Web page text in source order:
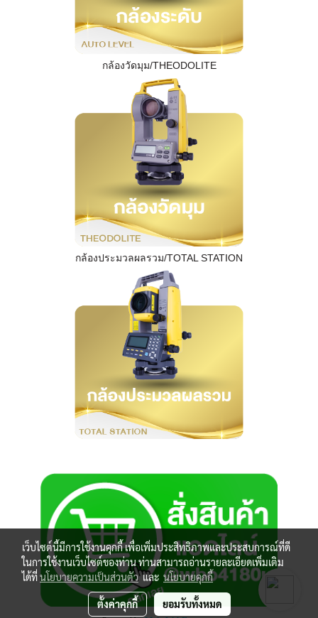
กล้องวัดมุม/THEODOLITE
กล้องประมวลผลรวม/TOTAL STATION
เว็บไซต์นี้มีการใช้งานคุกกี้ เพื่อเพิ่มประสิทธิภาพและประสบการณ์ที่ดี
ในการใช้งานเว็บไซต์ของท่าน ท่านสามารถอ่านรายละเอียดเพิ่มเติม
ได้ที่นโยบายความเป็นส่วนตัวและ นโยบายคุกกี้
ตั้งค่าคุกกี้ ยอมรับทั้งหมด